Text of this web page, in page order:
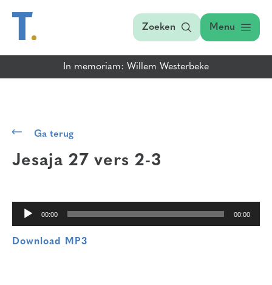
Zoeken Menu
In memoriam: Willem Westerbeke
Ga terug
Jesaja 27 vers 2-3
00:00 00:00
Download MP3